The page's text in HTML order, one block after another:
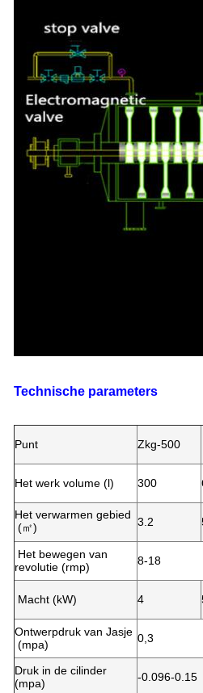
Technische parameters
Punt Zkg-500
Het werk volume (l) 300
Het verwarmen gebied
(㎡)
3.2
Het bewegen van
revolutie (rmp)
8-18
Macht (kW) 4
Ontwerpdruk van Jasje
(mpa)
0,3
Druk in de cilinder
(mpa)
-0.096-0.15